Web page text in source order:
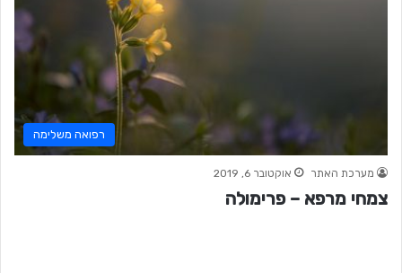
רפואה משלימה
מערכת האתר אוקטובר 6, 2019
צמחי מרפא – פרימולה